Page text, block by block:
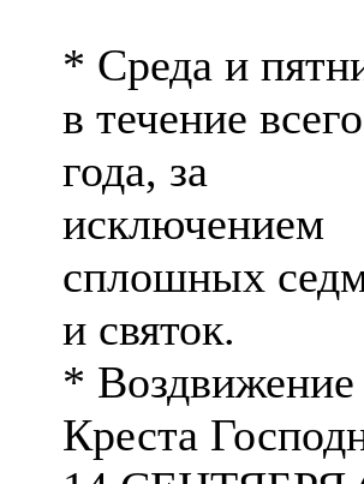
* Среда и
в течение всего
года, за
исключением
сплошных
и святок.
* Воздвижение
Креста